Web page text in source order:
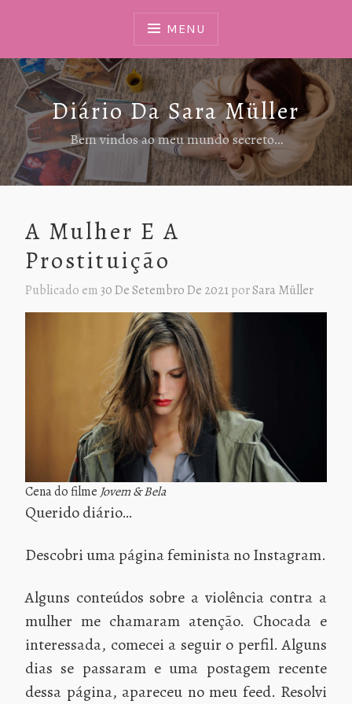
MENU
Diário Da Sara Müller
Bem vindos ao meu mundo secreto…
A Mulher E A
Prostituição
Publicado em30 De Setembro De 2021porSara Müller
Cena do filme Jovem & Bela
Querido diário…
Descobri uma página feminista no Instagram.
Alguns conteúdos sobre a violência contra a
mulher me chamaram atenção. Chocada e
interessada, comecei a seguir o perfil. Alguns
dias se passaram e uma postagem recente
dessa página, apareceu no meu feed. Resolvi